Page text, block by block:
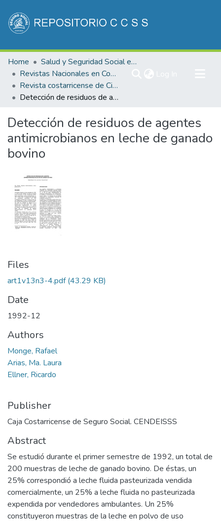
Communities & Collections
All of DSpace
Statistics
Home
Salud y Seguridad Social en Costa Rica
Revistas Nacionales en Costa Rica
Revista costarricense de Ciencias Médicas
Detección de residuos de agentes antimicrobianos en leche de ganado bovino
Detección de residuos de agentes
antimicrobianos en leche de ganado
bovino
Files
art1v13n3-4.pdf(43.29 KB)
Date
1992-12
Authors
Monge, Rafael
Arias, Ma. Laura
Ellner, Ricardo
Publisher
Caja Costarricense de Seguro Social. CENDEISSS
Abstract
Se estudió durante el primer semestre de 1992, un total de
200 muestras de leche de ganado bovino. De éstas, un
25% correspondió a leche fluida pasteurizada vendida
comercialmente, un 25% a leche fluida no pasteurizada
expendida por vendedores ambulantes. Un 25%
constituyeron muestras de la leche en polvo de uso